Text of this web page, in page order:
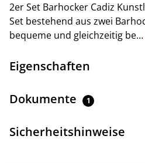
2er Set Barhocker Cadiz
Set bestehend aus zwei
bequeme und gleichzeitig be…
Eigenschaften
Dokumente 1
Sicherheitshinweise